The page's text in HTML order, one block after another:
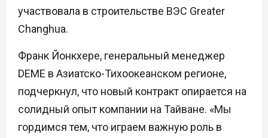
участвовала в строительстве ВЭС Greater
Changhua.
Франк Йонкхере, генеральный менеджер
DEME в Азиатско-Тихоокеанском регионе,
подчеркнул, что новый контракт опирается на
солидный опыт компании на Тайване. «Мы
гордимся тем, что играем важную роль в